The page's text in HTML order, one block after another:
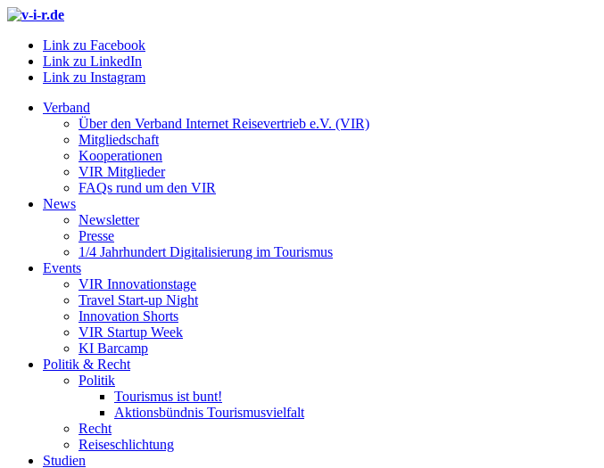
Link zu Facebook
Link zu LinkedIn
Link zu Instagram
Verband
Über den Verband Internet Reisevertrieb e.V. (VIR)
Mitgliedschaft
Kooperationen
VIR Mitglieder
FAQs rund um den VIR
News
Newsletter
Presse
1/4 Jahrhundert Digitalisierung im Tourismus
Events
VIR Innovationstage
Travel Start-up Night
Innovation Shorts
VIR Startup Week
KI Barcamp
Politik & Recht
Politik
Tourismus ist bunt!
Aktionsbündnis Tourismusvielfalt
Recht
Reiseschlichtung
Studien